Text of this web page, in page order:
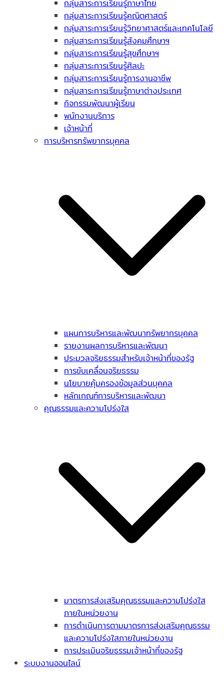
กลุ่มสาระการเรียนรู้ภาษาไทย
กลุ่มสาระการเรียนรู้คณิตศาสตร์
กลุ่มสาระการเรียนรู้วิทยาศาสตร์และเทคโนโลยี
กลุ่มสาระการเรียนรู้สังคมศึกษาฯ
กลุ่มสาระการเรียนรู้สุขศึกษาฯ
กลุ่มสาระการเรียนรู้ศิลปะ
กลุ่มสาระการเรียนรู้การงานอาชีพ
กลุ่มสาระการเรียนรู้ภาษาต่างประเทศ
กิจกรรมพัฒนาผู้เรียน
พนักงานบริการ
เจ้าหน้าที่
การบริหารทรัพยากรบุคคล
แผนการบริหารและพัฒนาทรัพยากรบุคคล
รายงานผลการบริหารและพัฒนา
ประมวลจริยธรรมสำหรับเจ้าหน้าที่ของรัฐ
การขับเคลื่อนจริยธรรม
นโยบายคุ้มครองข้อมูลส่วนบุคคล
หลักเกณฑ์การบริหารและพัฒนา
คุณธรรมและความโปร่งใส
มาตรการส่งเสริมคุณธรรมและความโปร่งใส
ภายในหน่วยงาน
การดำเนินการตามมาตรการส่งเสริมคุณธรรม
และความโปร่งใสภายในหน่วยงาน
การประเมินจริยธรรมเจ้าหน้าที่ของรัฐ
ระบบงานออนไลน์